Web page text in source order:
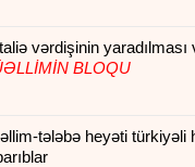
vərdişinin yaradılması
BLOQU
tələbə heyəti türkiyəli